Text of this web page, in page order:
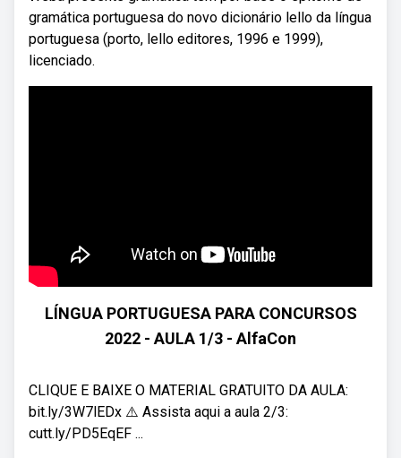
gramática portuguesa do novo dicionário lello da língua
portuguesa (porto, lello editores, 1996 e 1999),
licenciado.
LÍNGUA PORTUGUESA PARA CONCURSOS
2022 - AULA 1/3 - AlfaCon
CLIQUE E BAIXE O MATERIAL GRATUITO DA AULA:
bit.ly/3W7lEDx ⚠️ Assista aqui a aula 2/3:
cutt.ly/PD5EqEF ...